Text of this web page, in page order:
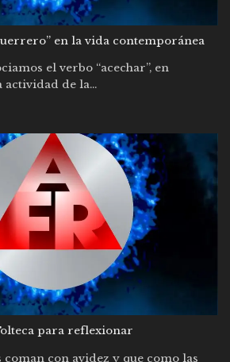
en la vida contemporánea
el verbo “acechar”, en
de la...
para reflexionar
coman con avidez y que como las